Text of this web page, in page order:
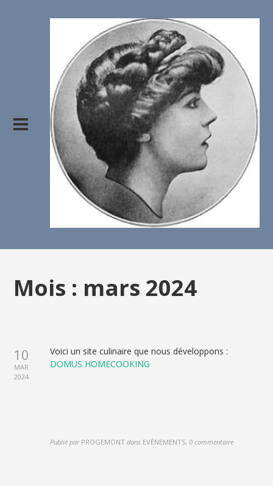
Mois : mars 2024
10
MAR
2024
Voici un site culinaire que nous développons :
DOMUS HOMECOOKING
Publié par PROGEMONT dans EVÈNEMENTS,0 commentaire